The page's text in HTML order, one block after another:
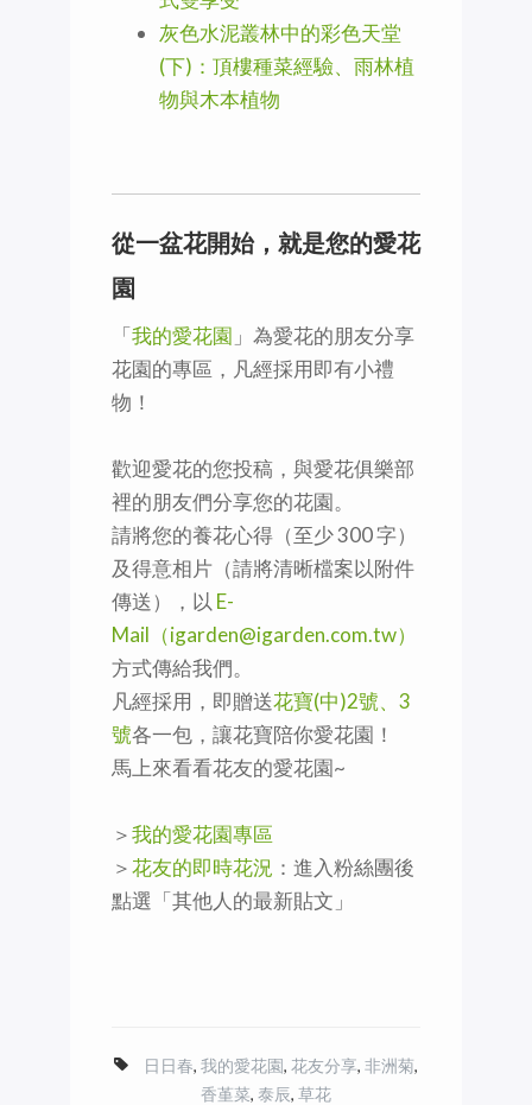
灰色水泥叢林中的彩色天堂
(下)：頂樓種菜經驗、雨林植
物與木本植物
從一盆花開始，就是您的愛花
園
「我的愛花園 」為愛花的朋友分享
花園的專區，凡經採用即有小禮
物！
歡迎愛花的您投稿，與愛花俱樂部
裡的朋友們分享您的花園。
請將您的養花心得（至少 300 字）
及得意相片（請將清晰檔案以附件
傳送），以 E-
Mail（igarden@igarden.com.tw）
方式傳給我們。
凡經採用，即贈送花寶(中)2號、3
號各一包，讓花寶陪你愛花園！
馬上來看看花友的愛花園~
＞我的愛花園專區
＞花友的即時花況 ：進入粉絲團後
點選「其他人的最新貼文」
日日春, 我的愛花園, 花友分享, 非洲菊,
香堇菜, 泰辰, 草花